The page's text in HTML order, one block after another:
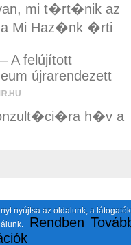
mi t�rt�nik az
Mi Haz�nk �rti
A felújított
újrarendezett
h�v a
nyújtsa az oldalunk, a látogatók
Rendben